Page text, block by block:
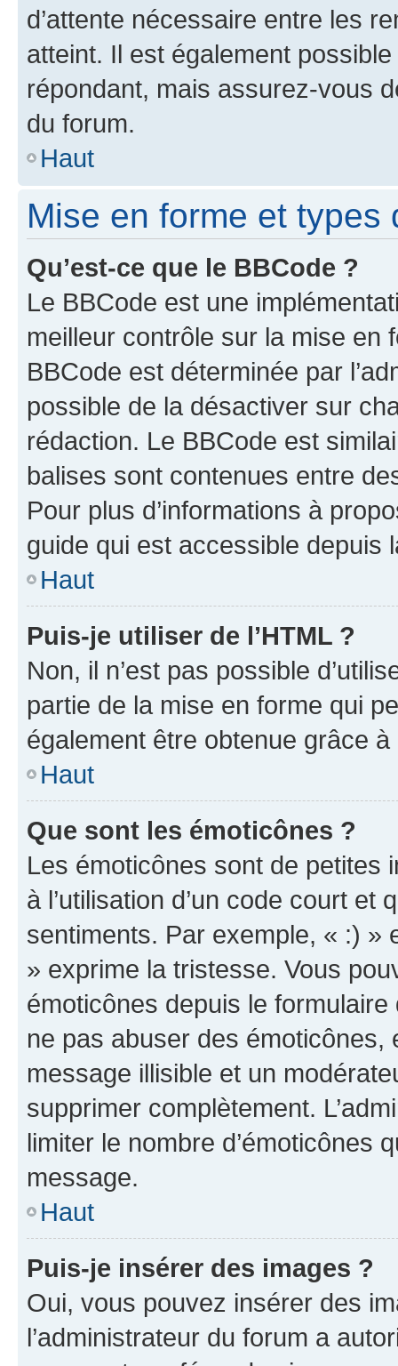
d’attente nécessaire entre les
atteint. Il est également
répondant, mais assurez-vous
du forum.
Haut
Mise en forme et types
Qu’est-ce que le BBCode ?
Le BBCode est une
meilleur contrôle sur la mise en
BBCode est déterminée par
possible de la désactiver sur
rédaction. Le BBCode est
balises sont contenues entre
Pour plus d’informations à
guide qui est accessible depuis
Haut
Puis-je utiliser de l’HTML ?
Non, il n’est pas possible
partie de la mise en forme qui
également être obtenue grâce à
Haut
Que sont les émoticônes ?
Les émoticônes sont de petites
à l’utilisation d’un code court et
sentiments. Par exemple, « :) »
» exprime la tristesse. Vous
émoticônes depuis le
ne pas abuser des
message illisible et un
supprimer complètement.
limiter le nombre d’émoticônes
message.
Haut
Puis-je insérer des images ?
Oui, vous pouvez insérer des
l’administrateur du forum a